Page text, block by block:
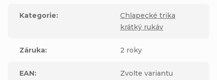
Kategorie:
Chlapecké trika
krátký rukáv
Záruka: 2 roky
EAN: Zvolte variantu